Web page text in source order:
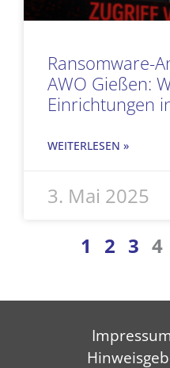
Ransomware-
AWO Gießen:
Einrichtungen
WEITERLESEN »
3. Mai 2025
1 2 3 4
Impressum